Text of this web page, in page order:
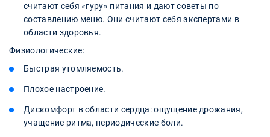
считают себя «гуру» питания и дают советы по
составлению меню. Они считают себя экспертами в
области здоровья.
Физиологические:
Быстрая утомляемость.
Плохое настроение.
Дискомфорт в области сердца: ощущение дрожания,
учащение ритма, периодические боли.